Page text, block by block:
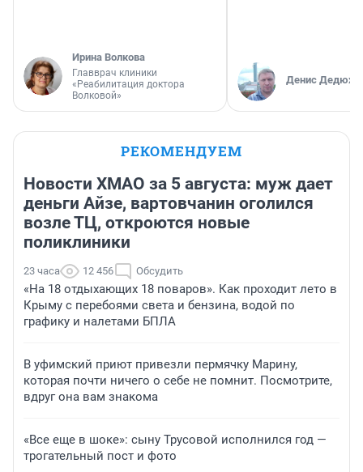
Ирина Волкова
Главврач клиники
«Реабилитация доктора
Волковой»
Денис
РЕКОМЕНДУЕМ
Новости ХМАО за 5 августа: муж дает
деньги Айзе, вартовчанин оголился
возле ТЦ, откроются новые
поликлиники
23 часа 12 456 Обсудить
«На 18 отдыхающих 18 поваров». Как проходит лето в
Крыму с перебоями света и бензина, водой по
графику и налетами БПЛА
В уфимский приют привезли пермячку Марину,
которая почти ничего о себе не помнит. Посмотрите,
вдруг она вам знакома
«Все еще в шоке»: сыну Трусовой исполнился год —
трогательный пост и фото